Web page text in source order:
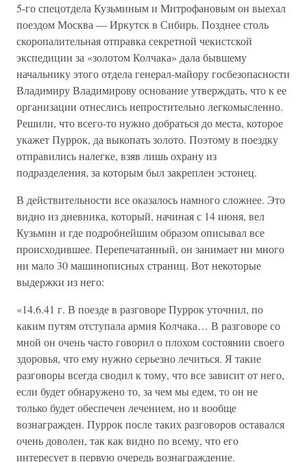
5-го спецотдела Кузьминым и Митрофановым он выехал
поездом Москва — Иркутск в Сибирь. Позднее столь
скоропалительная отправка секретной чекистской
экспедиции за «золотом Колчака» дала бывшему
начальнику этого отдела генерал-майору госбезопасности
Владимиру Владимирову основание утверждать, что к ее
организации отнеслись непростительно легкомысленно.
Решили, что всего-то нужно добраться до места, которое
укажет Пуррок, да выкопать золото. Поэтому в поездку
отправились налегке, взяв лишь охрану из
подразделения, за которым был закреплен эстонец.
В действительности все оказалось намного сложнее. Это
видно из дневника, который, начиная с 14 июня, вел
Кузьмин и где подробнейшим образом описывал все
происходившее. Перепечатанный, он занимает ни много
ни мало 30 машинописных страниц. Вот некоторые
выдержки из него:
«14.6.41 г. В поезде в разговоре Пуррок уточнил, по
каким путям отступала армия Колчака… В разговоре со
мной он очень часто говорил о плохом состоянии своего
здоровья, что ему нужно серьезно лечиться. Я такие
разговоры всегда сводил к тому, что все зависит от него,
если будет обнаружено то, за чем мы едем, то он не
только будет обеспечен лечением, но и вообще
вознагражден. Пуррок после таких разговоров оставался
очень доволен, так как видно по всему, что его
интересует в первую очередь вознаграждение.